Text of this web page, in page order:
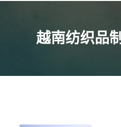
越南纺织品